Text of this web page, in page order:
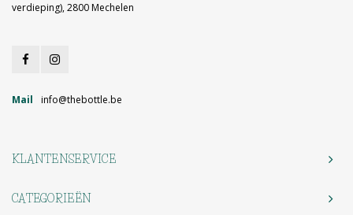
verdieping), 2800 Mechelen
Mail info@thebottle.be
KLANTENSERVICE
CATEGORIEËN